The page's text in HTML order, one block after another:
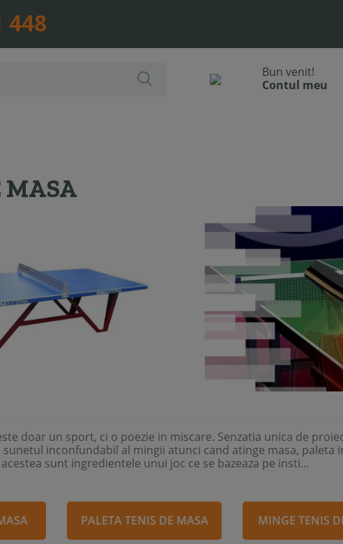
448
bun venit!
contul meu
MASA
doar un sport, ci o poezie in miscare. Senzatia unica de
inconfundabil al mingii atunci cand atinge masa,
sunt ingredientele unui joc ce se bazeaza pe insti...
PALETA TENIS DE MASA MINGE TENIS